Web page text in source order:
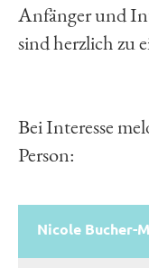
Anfänger und
sind herzlich zu
Bei Interesse
Person:
Nicole Bucher-